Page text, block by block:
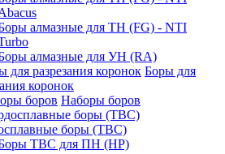
алмазные для ТН (FG) - NTI
алмазные для УН (RA)
Боры для
коронок
Наборы боров
боры (ТВС)
ТВС для ПН (HP)